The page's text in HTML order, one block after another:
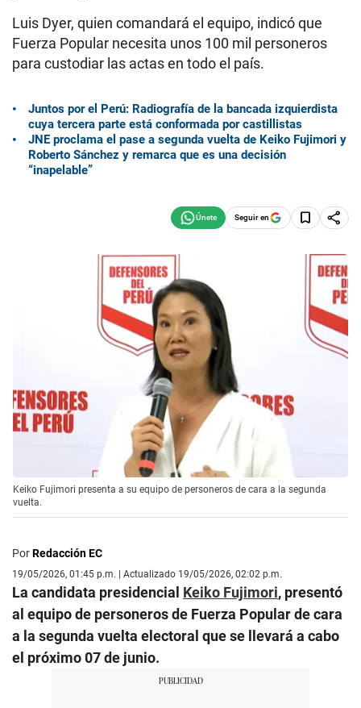
Luis Dyer, quien comandará el equipo, indicó que
Fuerza Popular necesita unos 100 mil personeros
para custodiar las actas en todo el país.
Juntos por el Perú: Radiografía de la bancada izquierdista
cuya tercera parte está conformada por castillistas
JNE proclama el pase a segunda vuelta de Keiko Fujimori y
Roberto Sánchez y remarca que es una decisión
“inapelable”
Seguir en
Keiko Fujimori presenta a su equipo de personeros de cara a la segunda
vuelta.
PorRedacción EC
19/05/2026, 01:45 p.m. | Actualizado 19/05/2026, 02:02 p.m.
La candidata presidencial Keiko Fujimori, presentó
al equipo de personeros de Fuerza Popular de cara
a la segunda vuelta electoral que se llevará a cabo
el próximo 07 de junio.